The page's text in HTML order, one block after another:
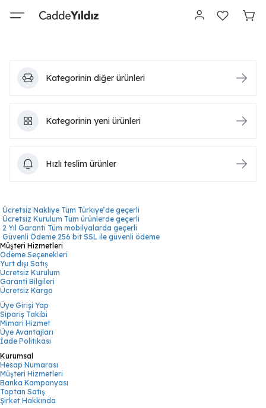
Kategorinin diğer ürünleri
Kategorinin yeni ürünleri
Hızlı teslim ürünler
Ücretsiz Nakliye Tüm Türkiye’de geçerli
Ücretsiz Kurulum Tüm ürünlerde geçerli
2 Yıl Garanti Tüm mobilyalarda geçerli
Güvenli Ödeme 256 bit SSL ile güvenli ödeme
Müşteri Hizmetleri
Ödeme Seçenekleri
Yurt dışı Satış
Ücretsiz Kurulum
Garanti Bilgileri
Ücretsiz Kargo
Üye Girişi Yap
Sipariş Takibi
Mimari Hizmet
Üye Avantajları
İade Politikası
Kurumsal
Hesap Numarası
Müşteri Hizmetleri
Banka Kampanyası
Toptan Satış
Şirket Hakkında